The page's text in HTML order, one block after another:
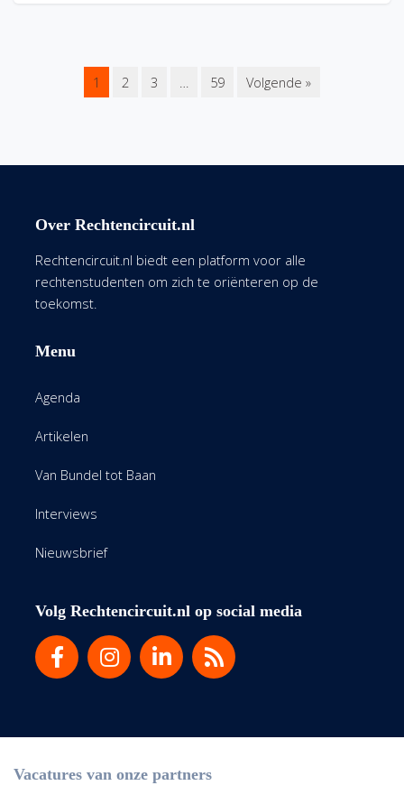
1 2 3 … 59 Volgende »
Over Rechtencircuit.nl
Rechtencircuit.nl biedt een platform voor alle
rechtenstudenten om zich te oriënteren op de
toekomst.
Menu
Agenda
Artikelen
Van Bundel tot Baan
Interviews
Nieuwsbrief
Volg Rechtencircuit.nl op social media
Vacatures van onze partners